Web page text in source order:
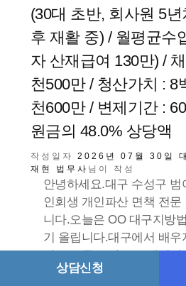
상담신청
(30대 초반, 회사원 5년
후 재활 중) / 월평균수
자 산재급여 130만) /
천500만 / 청산가치 : 8
천600만 / 변제기간 :
원금의 48.0% 상당액
작성일자 2026년 07월 30일
재현 법무사 님이 작성
안녕하세요.대구 수성구 범
인회생 개인파산 면책 전문
니다.오늘은 OO 대구지방
기 올립니다.대구에서 배우
가구 소득 급감으로 개인회
많은 분들에게 도움 되시길